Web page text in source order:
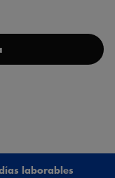
laborables